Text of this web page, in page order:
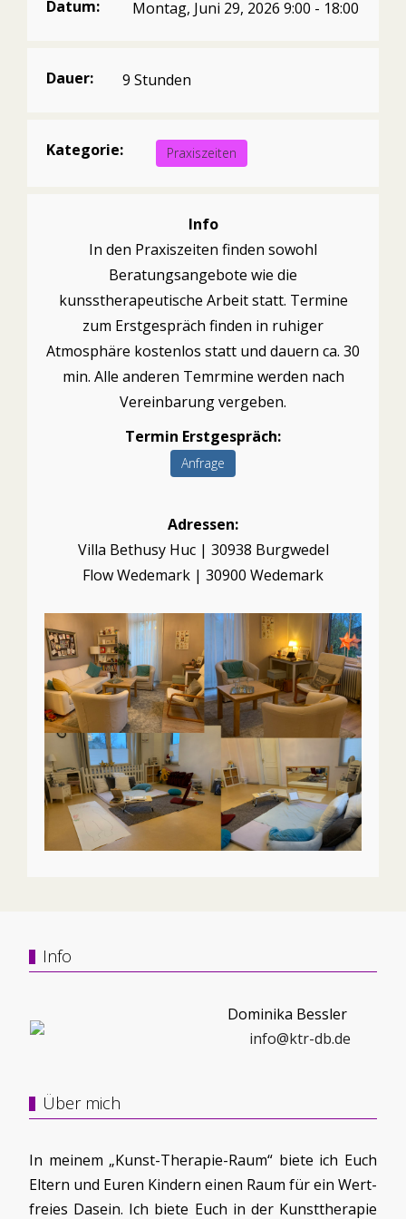
Datum: Montag, Juni 29, 2026 9:00 - 18:00
Dauer: 9 Stunden
Kategorie: Praxiszeiten
Info
In den Praxiszeiten finden sowohl
Beratungsangebote wie die
kunsstherapeutische Arbeit statt. Termine
zum Erstgespräch finden in ruhiger
Atmosphäre kostenlos statt und dauern ca. 30
min. Alle anderen Temrmine werden nach
Vereinbarung vergeben.
Termin Erstgespräch:
Anfrage
Adressen:
Villa Bethusy Huc | 30938 Burgwedel
Flow Wedemark | 30900 Wedemark
Info
Dominika Bessler
info@ktr-db.de
Über mich
In meinem „Kunst-Therapie-Raum“ biete ich Euch
Eltern und Euren Kindern einen Raum für ein Wert-
freies Dasein. Ich biete Euch in der Kunsttherapie